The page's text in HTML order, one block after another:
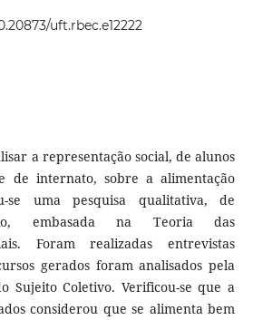
uft.rbec.e12222
a representação social, de alunos
de internato, sobre a alimentação
se uma pesquisa qualitativa, de
embasada na Teoria das
Foram realizadas entrevistas
gerados foram analisados pela
Sujeito Coletivo. Verificou-se que a
considerou que se alimenta bem